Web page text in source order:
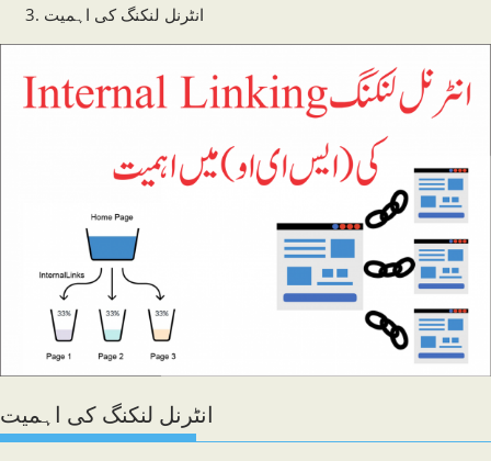
انٹرنل لنکنگ کی اہمیت
انٹرنل لنکنگ کی اہمیت